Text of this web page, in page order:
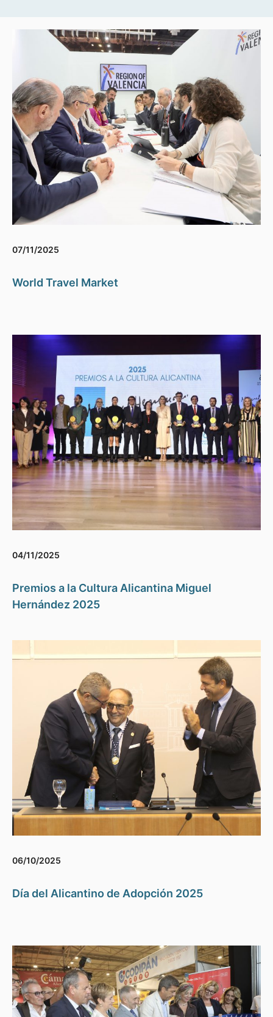
07/11/2025
World Travel Market
04/11/2025
Premios a la Cultura Alicantina Miguel
Hernández 2025
06/10/2025
Día del Alicantino de Adopción 2025